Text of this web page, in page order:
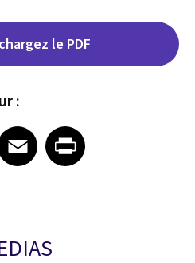
le PDF
:
on EmailEmailShare on Print